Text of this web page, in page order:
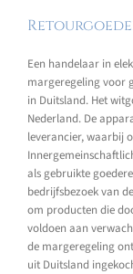
Een handelaar in
margeregeling voor
in Duitsland. Het
Nederland. De
leverancier, waarbij
als gebruikte
bedrijfsbezoek van
om producten die
voldoen aan
de margeregeling
uit Duitsland